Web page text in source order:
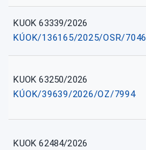
KUOK 63339/2026
KÚOK/136165/2025/OSR/7046
KUOK 63250/2026
KÚOK/39639/2026/OZ/7994
KUOK 62484/2026